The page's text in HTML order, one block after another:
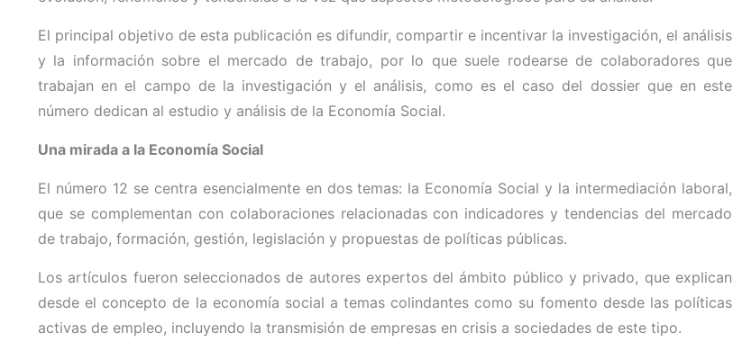
El principal objetivo de esta publicación es difundir, compartir e incentivar la investigación, el análisis
y la información sobre el mercado de trabajo, por lo que suele rodearse de colaboradores que
trabajan en el campo de la investigación y el análisis, como es el caso del dossier que en este
número dedican al estudio y análisis de la Economía Social.
Una mirada a la Economía Social
El número 12 se centra esencialmente en dos temas: la Economía Social y la intermediación laboral,
que se complementan con colaboraciones relacionadas con indicadores y tendencias del mercado
de trabajo, formación, gestión, legislación y propuestas de políticas públicas.
Los artículos fueron seleccionados de autores expertos del ámbito público y privado, que explican
desde el concepto de la economía social a temas colindantes como su fomento desde las políticas
activas de empleo, incluyendo la transmisión de empresas en crisis a sociedades de este tipo.